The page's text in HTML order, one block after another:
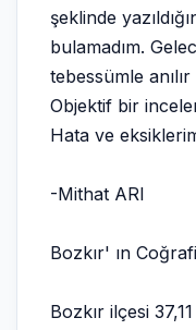
şeklinde
bulamadım.
tebessümle
Objektif bir
Hata ve
-Mithat ARI
Bozkır' ın
Bozkır ilçesi